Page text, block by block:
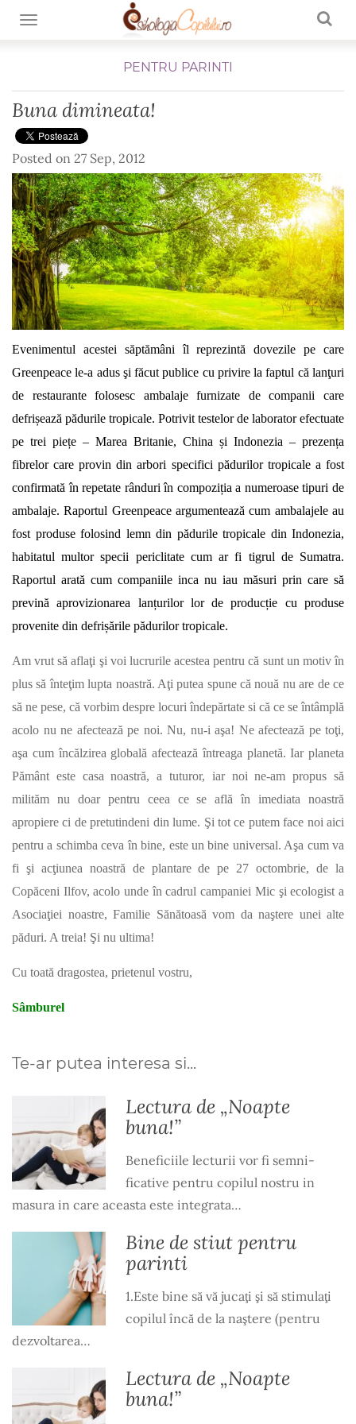
TOGGLE NAVIGATION
PENTRU PARINTI
Buna dimineata!
Posted on 27 Sep, 2012
Evenimentul acestei săptămâni îl reprezintă dovezile pe care
Greenpeace le-a adus şi făcut publice cu privire la faptul că lanţuri
de restaurante folosesc ambalaje furnizate de companii care
defrișează pădurile tropicale. Potrivit testelor de laborator efectuate
pe trei piețe – Marea Britanie, China și Indonezia – prezența
fibrelor care provin din arbori specifici pădurilor tropicale a fost
confirmată în repetate rânduri în compoziția a numeroase tipuri de
ambalaje. Raportul Greenpeace argumentează cum ambalajele au
fost produse folosind lemn din pădurile tropicale din Indonezia,
habitatul multor specii periclitate cum ar fi tigrul de Sumatra.
Raportul arată cum companiile inca nu iau măsuri prin care să
prevină aprovizionarea lanțurilor lor de producție cu produse
provenite din defrișările pădurilor tropicale.
Am vrut să aflaţi şi voi lucrurile acestea pentru că sunt un motiv în
plus să înteţim lupta noastră. Aţi putea spune că nouă nu are de ce
să ne pese, că vorbim despre locuri îndepărtate si că ce se întâmplă
acolo nu ne afectează pe noi. Nu, nu-i aşa! Ne afectează pe toţi,
aşa cum încălzirea globală afectează întreaga planetă. Iar planeta
Pământ este casa noastră, a tuturor, iar noi ne-am propus să
milităm nu doar pentru ceea ce se află în imediata noastră
apropiere ci de pretutindeni din lume. Şi tot ce putem face noi aici
pentru a schimba ceva în bine, este un bine universal. Aşa cum va
fi şi acţiunea noastră de plantare de pe 27 octombrie, de la
Copăceni Ilfov, acolo unde în cadrul campaniei Mic şi ecologist a
Asociaţiei noastre, Familie Sănătoasă vom da naştere unei alte
păduri. A treia! Şi nu ultima!
Cu toată dragostea, prietenul vostru,
Sâmburel
Te-ar putea interesa si...
Lectura de „Noapte
buna!”
Beneficiile lecturii vor fi semni­
ficative pentru copilul nostru in
masura in care aceasta este integrata…
Bine de stiut pentru
parinti
1.Este bine să vă jucaţi şi să stimulaţi
copilul încă de la naştere (pentru
dezvoltarea…
Lectura de „Noapte
buna!”